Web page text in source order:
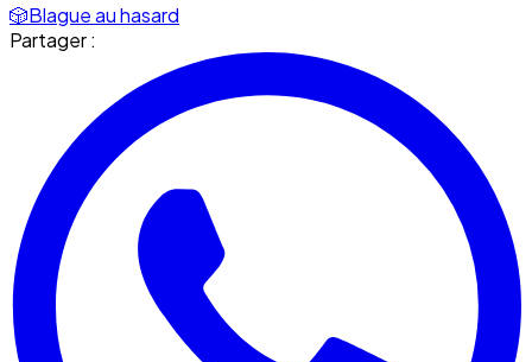
🎲Blague au hasard
Partager :